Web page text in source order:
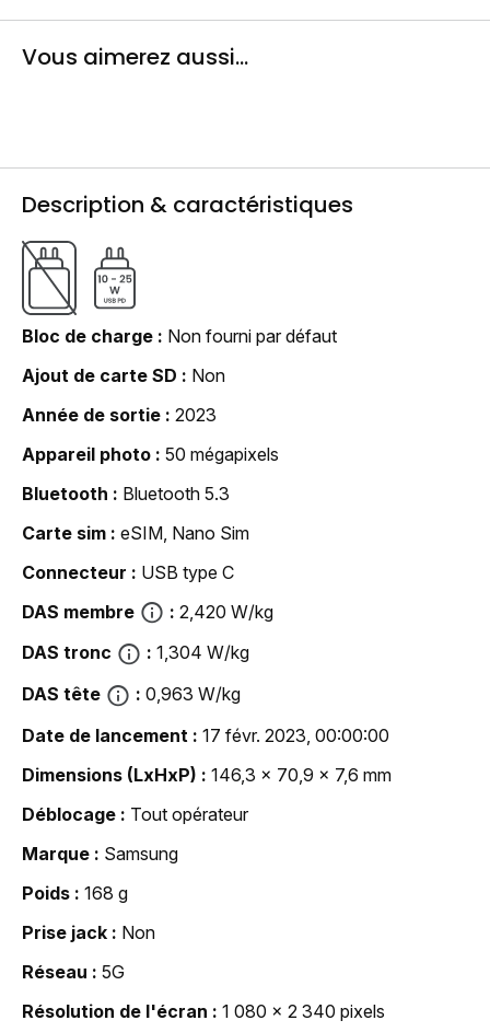
Vous aimerez aussi...
Description & caractéristiques
Bloc de charge
Non fourni par défaut
Ajout de carte SD
Non
Année de sortie
2023
Appareil photo
50 mégapixels
Bluetooth
Bluetooth 5.3
Carte sim
eSIM, Nano Sim
Connecteur
USB type C
DAS membre
2,420 W/kg
DAS tronc
1,304 W/kg
DAS tête
0,963 W/kg
Date de lancement
17 févr. 2023, 00:00:00
Dimensions (LxHxP)
146,3 x 70,9 x 7,6 mm
Déblocage
Tout opérateur
Marque
Samsung
Poids
168 g
Prise jack
Non
Réseau
5G
Résolution de l'écran
1 080 x 2 340 pixels